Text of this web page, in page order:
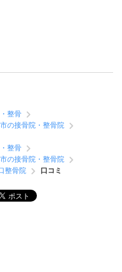
整骨
の接骨院・整骨院
整骨
の接骨院・整骨院
整骨院 口コミ